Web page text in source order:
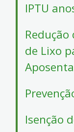
IPTU
Redução
de Lixo
Isenção